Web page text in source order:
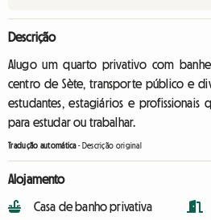
Descrição
Alugo um quarto privativo com
centro de Sète, transporte público e
estudantes, estagiários e profissionais
para estudar ou trabalhar.
Tradução automática- Descrição original
Alojamento
Casa de banho privativa